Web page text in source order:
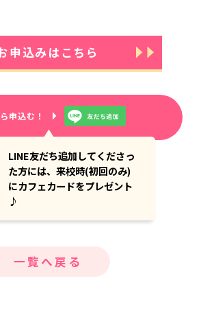
申込みはこちら
申込む！
LINE友だち追加してくださっ
た方には、来校時(初回のみ)
にカフェカードをプレゼント
♪
一覧へ戻る